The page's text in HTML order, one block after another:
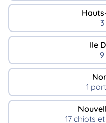
Ile
1
17 chiots